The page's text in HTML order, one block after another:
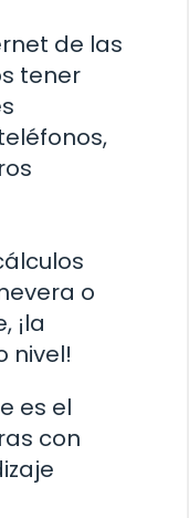
de las
tener
o
¡la
nivel!
es el
con